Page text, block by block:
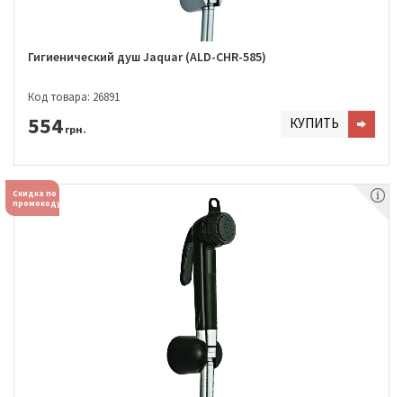
Гигиенический душ Jaquar (ALD-CHR-585)
Код товара: 26891
554 грн. КУПИТЬ
Скидка по
промокоду